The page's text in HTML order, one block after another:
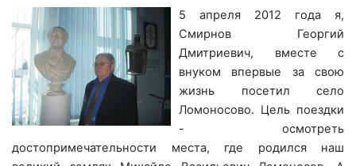
5 апреля 2012 года я,
Смирнов Георгий
Дмитриевич, вместе с
внуком впервые за свою
жизнь посетил село
Ломоносово. Цель поездки
- осмотреть
достопримечательности места, где родился наш